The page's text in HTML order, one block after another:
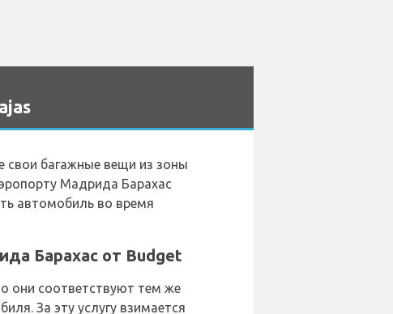
свои багажные вещи из зоны
Мадрида Барахас
автомобиль во время
Барахас от Budget
они соответствуют тем же
За эту услугу взимается